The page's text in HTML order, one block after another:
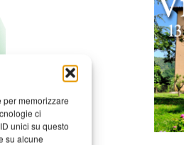
memorizzare
ci
unici su questo
su alcune